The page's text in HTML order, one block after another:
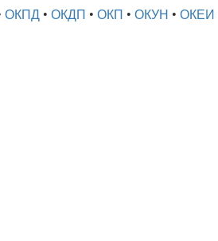
ОКПД• ОКДП • ОКП • ОКУН • ОКЕИ